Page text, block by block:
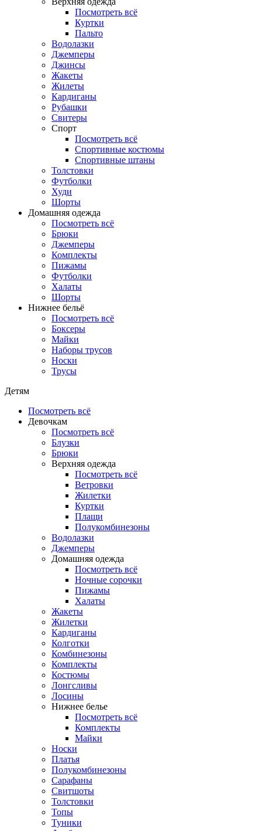
Посмотреть всё
Куртки
Пальто
Водолазки
Джемперы
Джинсы
Жакеты
Жилеты
Кардиганы
Рубашки
Свитеры
Спорт
Посмотреть всё
Спортивные костюмы
Спортивные штаны
Толстовки
Футболки
Худи
Шорты
Домашняя одежда
Посмотреть всё
Брюки
Джемперы
Комплекты
Пижамы
Футболки
Халаты
Шорты
Нижнее бельё
Посмотреть всё
Боксеры
Майки
Наборы трусов
Носки
Трусы
Детям
Посмотреть всё
Девочкам
Посмотреть всё
Блузки
Брюки
Верхняя одежда
Посмотреть всё
Ветровки
Жилетки
Куртки
Плащи
Полукомбинезоны
Водолазки
Джемперы
Домашняя одежда
Посмотреть всё
Ночные сорочки
Пижамы
Халаты
Жакеты
Жилетки
Кардиганы
Колготки
Комбинезоны
Комплекты
Костюмы
Лонгсливы
Лосины
Нижнее белье
Посмотреть всё
Комплекты
Майки
Носки
Платья
Полукомбинезоны
Сарафаны
Свитшоты
Толстовки
Топы
Туники